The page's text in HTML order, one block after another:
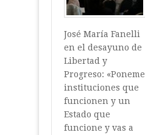
José María Fanelli
en el desayuno de
Libertad y
Progreso: «Poneme
instituciones que
funcionen y un
Estado que
funcione y vas a